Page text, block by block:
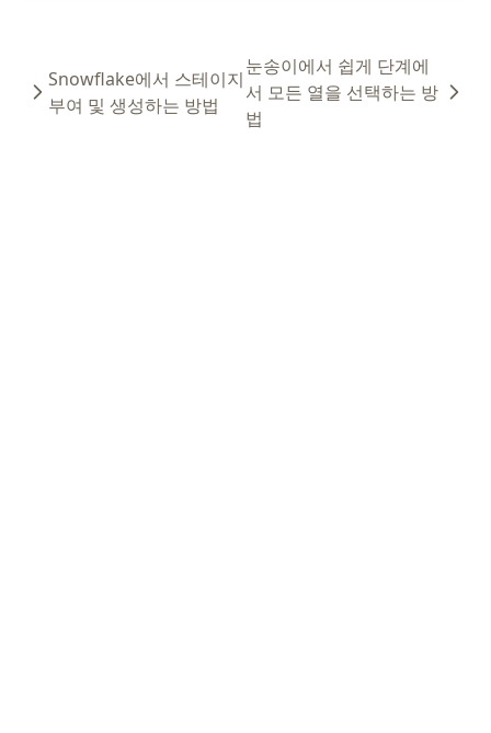
Snowflake에서 스테이지
부여 및 생성하는 방법
눈송이에서 쉽게 단계에
서 모든 열을 선택하는 방
법